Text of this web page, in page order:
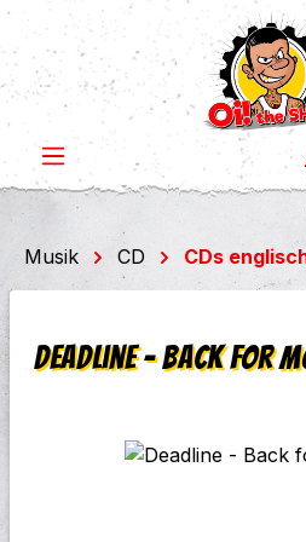
Zum Hauptinhalt springen
Musik CD CDs
Deadline - Back for
Bildergalerie überspringen